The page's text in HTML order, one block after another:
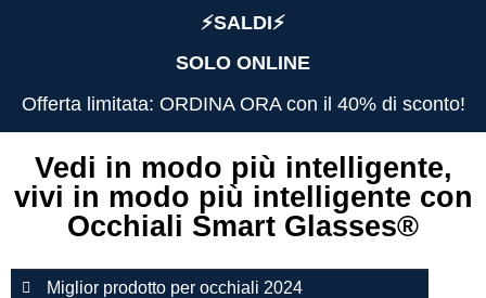
⚡️SALDI⚡️
SOLO ONLINE
Offerta limitata: ORDINA ORA con il 40% di sconto!
Vedi in modo più intelligente,
vivi in ​​modo più intelligente con
Occhiali Smart Glasses®️
Miglior prodotto per occhiali 2024